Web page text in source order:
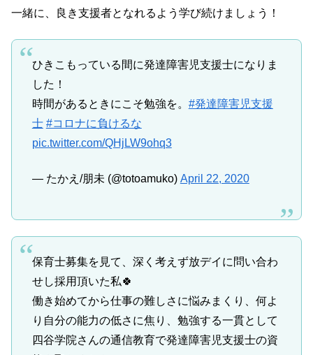
一緒に、良き支援者となれるよう学び続けましょう！
ひきこもっている間に発達障害児支援士になりま
した！
時間があるときにこそ勉強を。 #発達障害児支援
士 #コロナに負けるな
pic.twitter.com/QHjLW9ohq3
— たかえ/朋未 (@totoamuko) April 22, 2020
保育士募集を見て、深く考えず放デイに問い合わ
せし採用頂いた私🍀
働き始めてから仕事の難しさに悩みまくり、何よ
り自分の能力の低さに焦り、勉強する一貫として
四谷学院さんの通信教育で発達障害児支援士の資